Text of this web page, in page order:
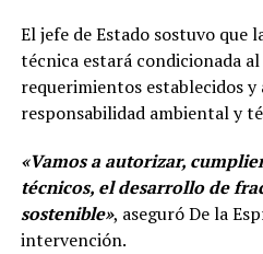
El jefe de Estado sostuvo que
técnica estará condicionada
requerimientos establecidos y
responsabilidad ambiental y
«Vamos a autorizar,
técnicos, el desarrollo de
sostenible», aseguró De la
intervención.